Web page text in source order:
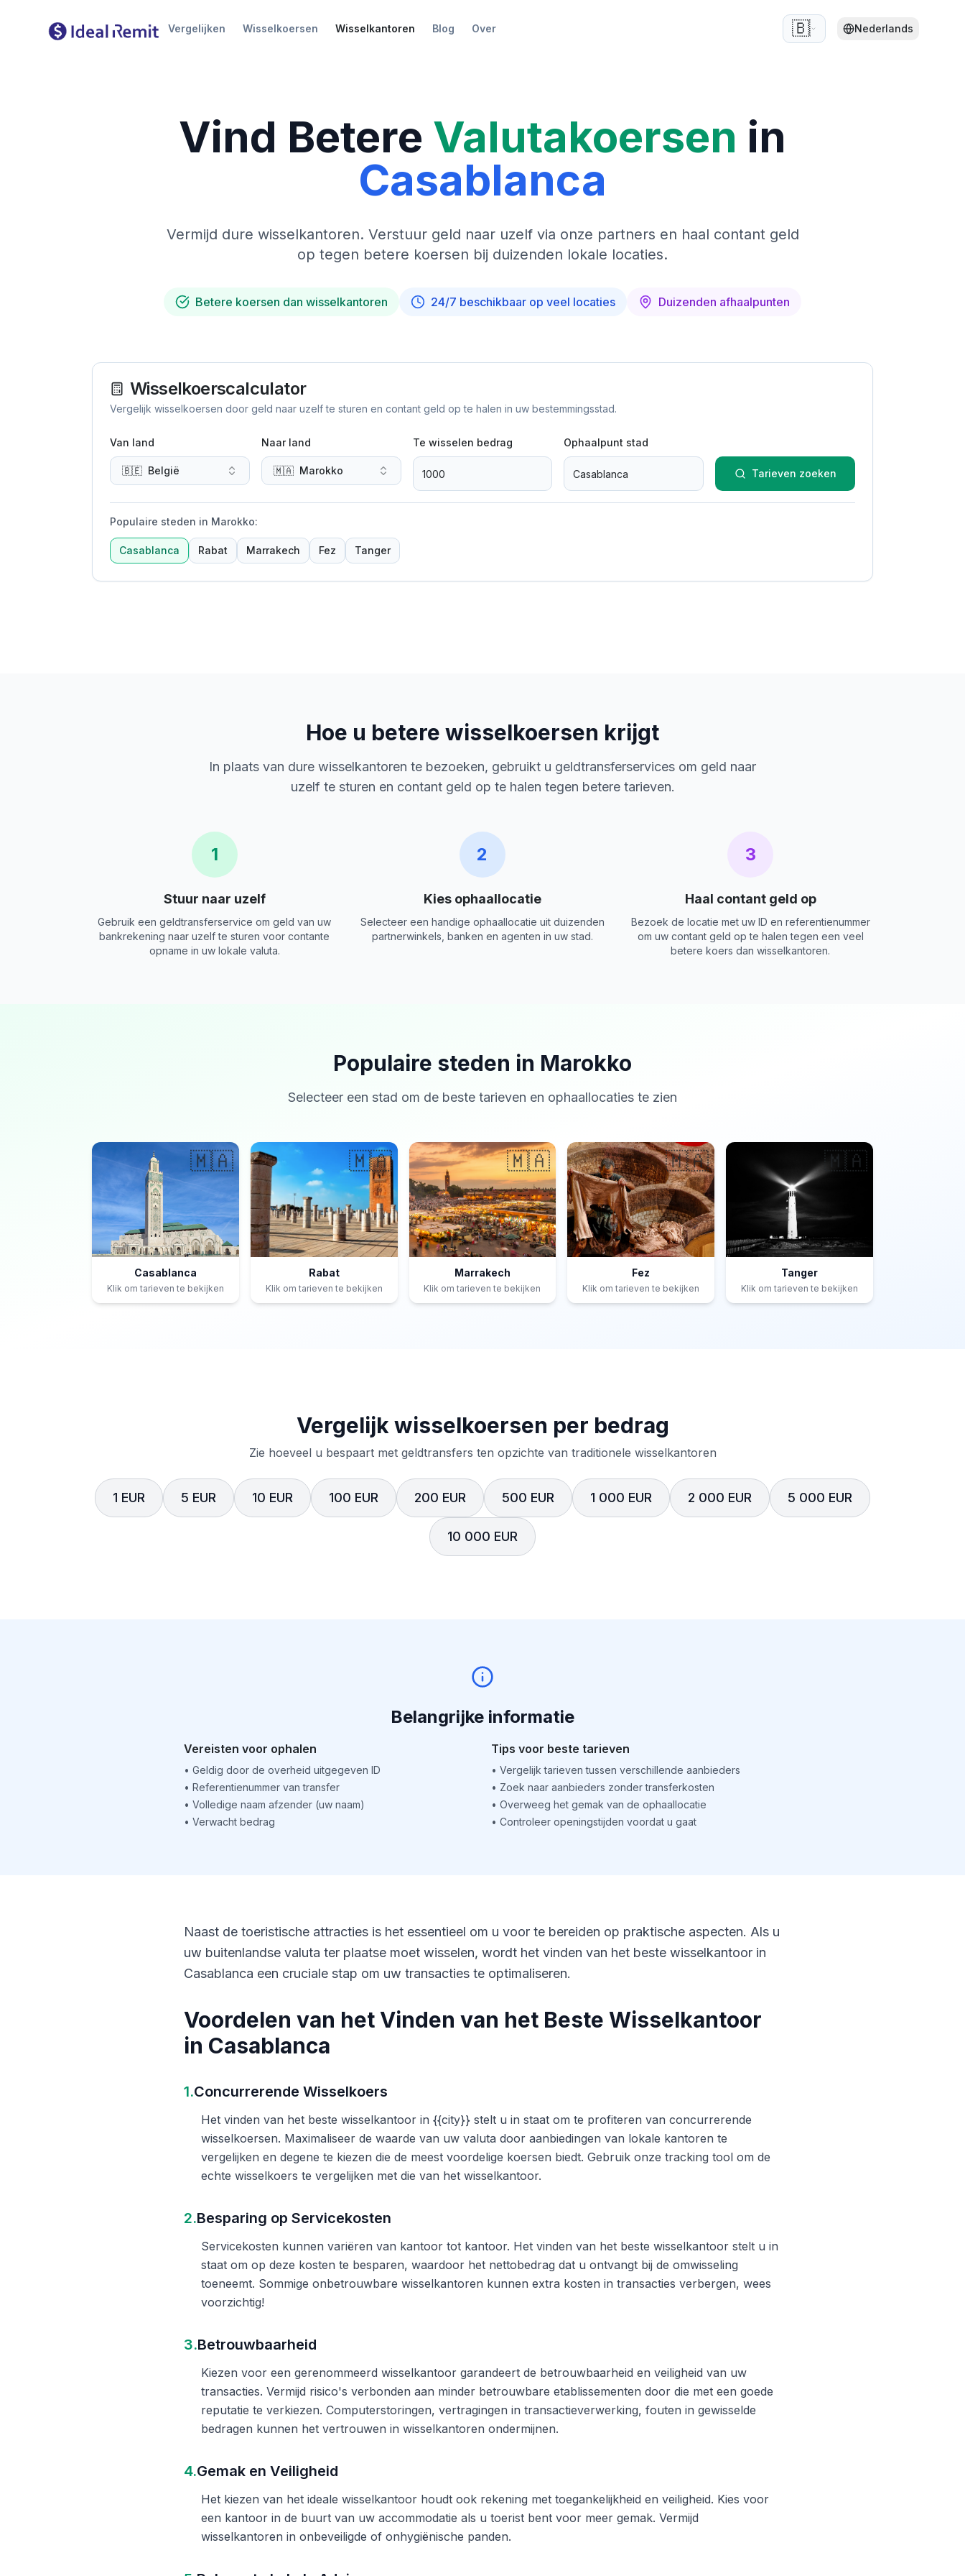
Vergelijken Wisselkoersen Wisselkantoren Blog Over 🇧🇪 Nederlands
Vind Betere Valutakoersen in
Casablanca
Vermijd dure wisselkantoren. Verstuur geld naar uzelf via onze partners en haal contant geld
op tegen betere koersen bij duizenden lokale locaties.
Betere koersen dan wisselkantoren 24/7 beschikbaar op veel locaties Duizenden afhaalpunten
Wisselkoerscalculator
Vergelijk wisselkoersen door geld naar uzelf te sturen en contant geld op te halen in uw bestemmingsstad.
Van land
🇧🇪 België
Naar land
🇲🇦 Marokko
Te wisselen bedrag Ophaalpunt stad
Tarieven zoeken
Populaire steden in Marokko:
Casablanca Rabat Marrakech Fez Tanger
Hoe u betere wisselkoersen krijgt
In plaats van dure wisselkantoren te bezoeken, gebruikt u geldtransferservices om geld naar
uzelf te sturen en contant geld op te halen tegen betere tarieven.
1
Stuur naar uzelf
Gebruik een geldtransferservice om geld van uw
bankrekening naar uzelf te sturen voor contante
opname in uw lokale valuta.
2
Kies ophaallocatie
Selecteer een handige ophaallocatie uit duizenden
partnerwinkels, banken en agenten in uw stad.
3
Haal contant geld op
Bezoek de locatie met uw ID en referentienummer
om uw contant geld op te halen tegen een veel
betere koers dan wisselkantoren.
Populaire steden in Marokko
Selecteer een stad om de beste tarieven en ophaallocaties te zien
🇲🇦
Casablanca
Klik om tarieven te bekijken
🇲🇦
Rabat
Klik om tarieven te bekijken
🇲🇦
Marrakech
Klik om tarieven te bekijken
🇲🇦
Fez
Klik om tarieven te bekijken
🇲🇦
Tanger
Klik om tarieven te bekijken
Vergelijk wisselkoersen per bedrag
Zie hoeveel u bespaart met geldtransfers ten opzichte van traditionele wisselkantoren
1 EUR 5 EUR 10 EUR 100 EUR 200 EUR 500 EUR 1 000 EUR 2 000 EUR 5 000 EUR
10 000 EUR
Belangrijke informatie
Vereisten voor ophalen
• Geldig door de overheid uitgegeven ID
• Referentienummer van transfer
• Volledige naam afzender (uw naam)
• Verwacht bedrag
Tips voor beste tarieven
• Vergelijk tarieven tussen verschillende aanbieders
• Zoek naar aanbieders zonder transferkosten
• Overweeg het gemak van de ophaallocatie
• Controleer openingstijden voordat u gaat
Naast de toeristische attracties is het essentieel om u voor te bereiden op praktische aspecten. Als u
uw buitenlandse valuta ter plaatse moet wisselen, wordt het vinden van het beste wisselkantoor in
Casablanca een cruciale stap om uw transacties te optimaliseren.
Voordelen van het Vinden van het Beste Wisselkantoor
in Casablanca
1.Concurrerende Wisselkoers
Het vinden van het beste wisselkantoor in {{city}} stelt u in staat om te profiteren van concurrerende
wisselkoersen. Maximaliseer de waarde van uw valuta door aanbiedingen van lokale kantoren te
vergelijken en degene te kiezen die de meest voordelige koersen biedt. Gebruik onze tracking tool om de
echte wisselkoers te vergelijken met die van het wisselkantoor.
2.Besparing op Servicekosten
Servicekosten kunnen variëren van kantoor tot kantoor. Het vinden van het beste wisselkantoor stelt u in
staat om op deze kosten te besparen, waardoor het nettobedrag dat u ontvangt bij de omwisseling
toeneemt. Sommige onbetrouwbare wisselkantoren kunnen extra kosten in transacties verbergen, wees
voorzichtig!
3.Betrouwbaarheid
Kiezen voor een gerenommeerd wisselkantoor garandeert de betrouwbaarheid en veiligheid van uw
transacties. Vermijd risico's verbonden aan minder betrouwbare etablissementen door die met een goede
reputatie te verkiezen. Computerstoringen, vertragingen in transactieverwerking, fouten in gewisselde
bedragen kunnen het vertrouwen in wisselkantoren ondermijnen.
4.Gemak en Veiligheid
Het kiezen van het ideale wisselkantoor houdt ook rekening met toegankelijkheid en veiligheid. Kies voor
een kantoor in de buurt van uw accommodatie als u toerist bent voor meer gemak. Vermijd
wisselkantoren in onbeveiligde of onhygiënische panden.